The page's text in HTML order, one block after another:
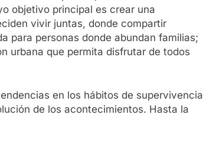
objetivo principal es crear una
vivir juntas, donde compartir
para personas donde abundan familias;
urbana que permita disfrutar de todos
en los hábitos de supervivencia
de los acontecimientos. Hasta la